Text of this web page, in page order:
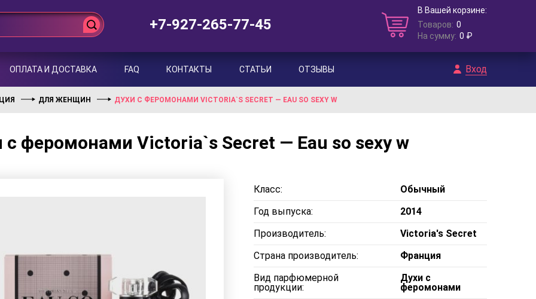
+7-927-265-77-45
В Вашей корзине:
Товаров: 0
На сумму: 0 ₽
ОПЛАТА И ДОСТАВКА FAQ КОНТАКТЫ СТАТЬИ ОТЗЫВЫ Вход
ДЛЯ ЖЕНЩИН ДУХИ С ФЕРОМОНАМИ VICTORIA`S SECRET — EAU SO SEXY W
с феромонами Victoria`s Secret — Eau so sexy w
Класс:
Обычный
Год выпуска:
2014
Производитель:
Victoria's Secret
Страна производитель:
Франция
Вид парфюмерной
продукции:
Духи с
феромонами